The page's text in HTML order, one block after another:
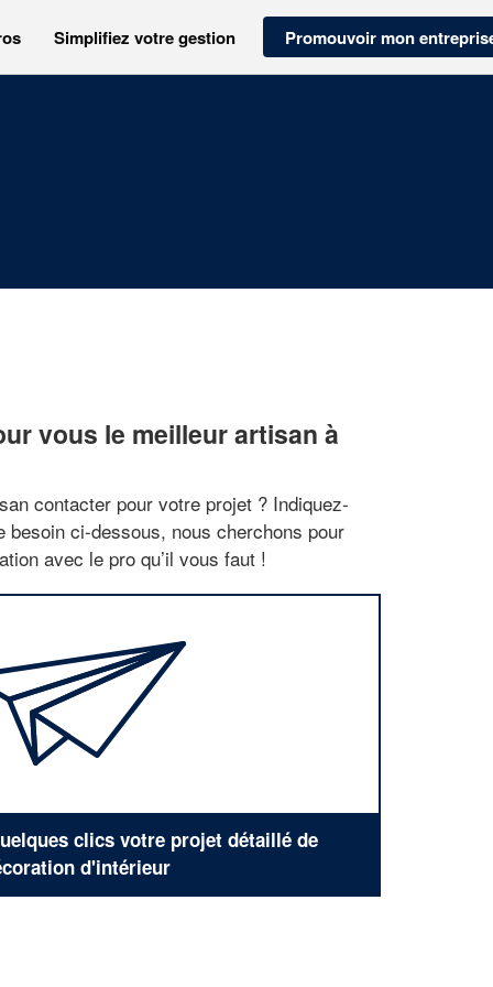
Simplifiez votre gestion Promouvoir mon
vous le meilleur artisan à
contacter pour votre projet ? Indiquez-
besoin ci-dessous, nous cherchons pour
avec le pro qu’il vous faut !
clics votre projet détaillé de
d'intérieur